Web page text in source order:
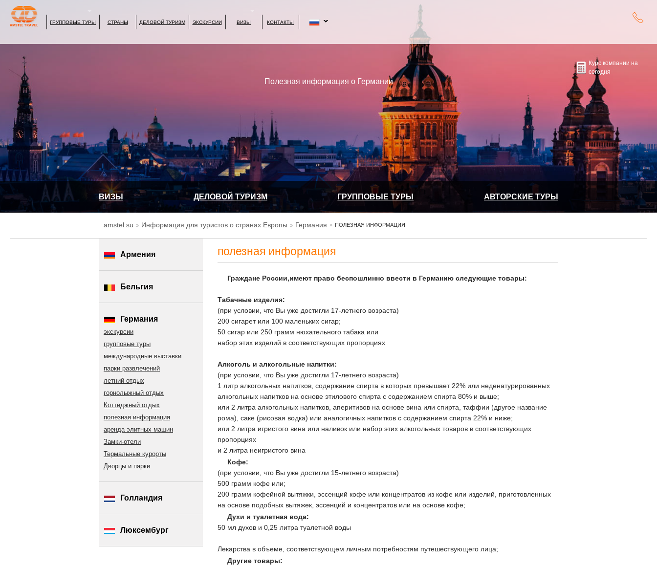
ГРУППОВЫЕ ТУРЫ СТРАНЫ ДЕЛОВОЙ ТУРИЗМ ЭКСКУРСИИ ВИЗЫ КОНТАКТЫ
Курс компании на
сегодня
Полезная информация о Германии
ВИЗЫ ДЕЛОВОЙ ТУРИЗМ ГРУППОВЫЕ ТУРЫ АВТОРСКИЕ ТУРЫ
amstel.su Информация для туристов о странах Европы Германия ПОЛЕЗНАЯ ИНФОРМАЦИЯ
Армения
Бельгия
Германия
экскурсии
групповые туры
международные выставки
парки развлечений
летний отдых
горнолыжный отдых
Коттеджный отдых
полезная информация
аренда элитных машин
Замки-отели
Термальные курорты
Дворцы и парки
Голландия
Люксембург
полезная информация
Граждане России,имеют право беспошлинно ввести в Германию следующие товары:
Табачные изделия:
(при условии, что Вы уже достигли 17-летнего возраста)
200 сигарет или 100 маленьких сигар;
50 сигар или 250 грамм нюхательного табака или
набор этих изделий в соответствующих пропорциях
Алкоголь и алкогольные напитки:
(при условии, что Вы уже достигли 17-летнего возраста)
1 литр алкогольных напитков, содержание спирта в которых превышает 22% или неденатурированных
алкогольных напитков на основе этилового спирта с содержанием спирта 80% и выше;
или 2 литра алкогольных напитков, аперитивов на основе вина или спирта, таффии (другое название
рома), саке (рисовая водка) или аналогичных напитков с содержанием спирта 22% и ниже;
или 2 литра игристого вина или наливок или набор этих алкогольных товаров в соответствующих
пропорциях
и 2 литра неигристого вина
Кофе:
(при условии, что Вы уже достигли 15-летнего возраста)
500 грамм кофе или;
200 грамм кофейной вытяжки, эссенций кофе или концентратов из кофе или изделий, приготовленных
на основе подобных вытяжек, эссенций и концентратов или на основе кофе;
Духи и туалетная вода:
50 мл духов и 0,25 литра туалетной воды
Лекарства в объеме, соответствующем личным потребностям путешествующего лица;
Другие товары: